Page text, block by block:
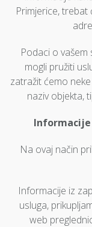
Primjerice, trebat
Podaci o vašem
mogli pružiti
zatražit ćemo
naziv objekta,
Na ovaj način
Informacije iz
usluga,
web